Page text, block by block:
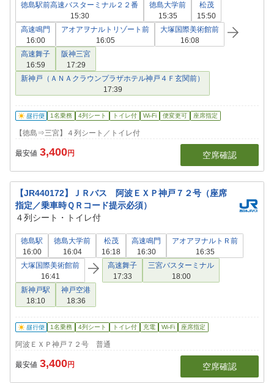
徳島駅前高速バスターミナル２２番
15:30
徳島大学前
15:35
松茂
15:50
高速鳴門
16:00
アオアヲナルトリゾート前
16:05
大塚国際美術館前
16:08
高速舞子
16:59
阪神三宮
17:29
新神戸（ＡＮＡクラウンプラザホテル神戸４Ｆ玄関前）
17:39
1名乗務 4列シート トイレ付 Wi-Fi 便変更可 座席指定
【徳島⇒三宮】４列シート／トイレ付
最安値 3,400円 空席確認
【JR440172】ＪＲバス 阿波ＥＸＰ神戸７２号（座席
指定／乗車時ＱＲコード提示必須）
４列シート・トイレ付
徳島駅
16:00
徳島大学前
16:04
松茂
16:18
高速鳴門
16:30
アオアヲナルトＲ前
16:35
大塚国際美術館前
16:41
高速舞子
17:33
三宮バスターミナル
18:00
新神戸駅
18:10
神戸空港
18:36
1名乗務 4列シート トイレ付 充電 Wi-Fi 座席指定
阿波ＥＸＰ神戸７２号 普通
最安値 3,400円 空席確認